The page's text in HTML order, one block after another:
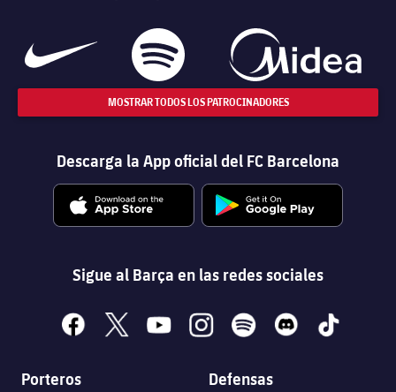
MOSTRAR TODOS LOS PATROCINADORES
Descarga la App oficial del FC Barcelona
Sigue al Barça en las redes sociales
facebook
x youtubeinstagramspotify discord tiktok
Porteros Defensas